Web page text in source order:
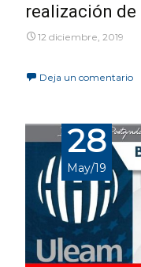
realización de
12 diciembre, 2019
Deja un comentario
28
May/19